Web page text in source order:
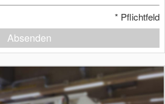
* Pflichtfeld
Absenden